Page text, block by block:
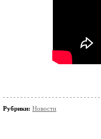
Рубрики: Новости